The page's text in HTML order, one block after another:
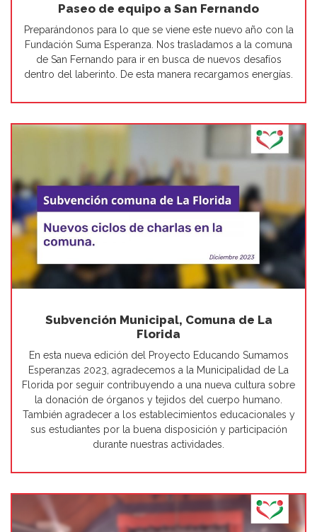
Paseo de equipo a San Fernando
Preparándonos para lo que se viene este nuevo año con la
Fundación Suma Esperanza. Nos trasladamos a la comuna
de San Fernando para ir en busca de nuevos desafíos
dentro del laberinto. De esta manera recargamos energías.
Subvención Municipal, Comuna de La
Florida
En esta nueva edición del Proyecto Educando Sumamos
Esperanzas 2023, agradecemos a la Municipalidad de La
Florida por seguir contribuyendo a una nueva cultura sobre
la donación de órganos y tejidos del cuerpo humano.
También agradecer a los establecimientos educacionales y
sus estudiantes por la buena disposición y participación
durante nuestras actividades.